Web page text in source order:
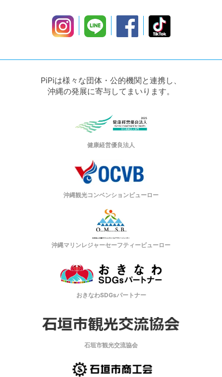
PiPiは様々な団体・公的機関と連携し、
沖縄の発展に寄与してまいります。
健康経営優良法人
沖縄観光コンベンションビューロー
沖縄マリンレジャーセーフティービューロー
おきなわSDGsパートナー
石垣市観光交流協会